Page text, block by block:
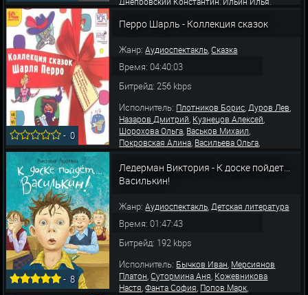
Александр,Колесников Сергей,Кузнецов
Марк, Морачева Галина ,Кутасов Сергей
Писаренко Дми
-0
Перро Шарль - Коллекция сказок
Жанр:Аудиоспектакль,Сказка
Время: 04:40:03
Битрейд: 256 kbps
Исполнитель: Плотников Борис,Дуров Лев,
Назаров Дмитрий, Кузнецов Алексей,
Шорохова Ольга, Васьков Михаил,
Покровская Алина, Васильева Ольга,
Татьяна,Ярославцев Андрей,Киреева
Ирина,Шатилова Татьяна
-8
Ледерман Виктория - К доске пойдет...
Василькин!
Жанр:Аудиоспектакль,Детская литература
Время: 01:47:43
Битрейд: 192 kbps
Исполнитель: Бычков Иван, Мерсиянов
Платон,Сутормина Аня, Кожевникова
Настя,Фанта София, Попов Марк,